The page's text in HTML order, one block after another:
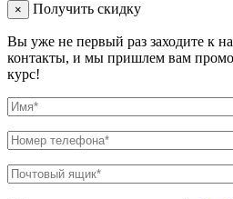
× Получить скидку
Вы уже не первый раз заходите к
контакты, и мы пришлем вам
курс!